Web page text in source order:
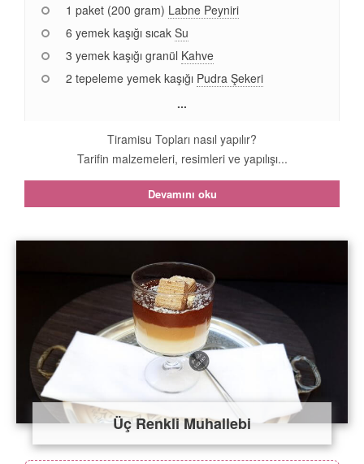
1 paket (200 gram) Labne Peyniri
6 yemek kaşığı sıcak Su
3 yemek kaşığı granül Kahve
2 tepeleme yemek kaşığı Pudra Şekeri
...
Tiramisu Topları nasıl yapılır?
Tarifin malzemeleri, resimleri ve yapılışı...
Devamını oku
Üç Renkli Muhallebi